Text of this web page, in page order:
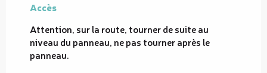
Accès
Accès
Attention, sur la route, tourner de suite au
niveau du panneau, ne pas tourner après le
panneau.